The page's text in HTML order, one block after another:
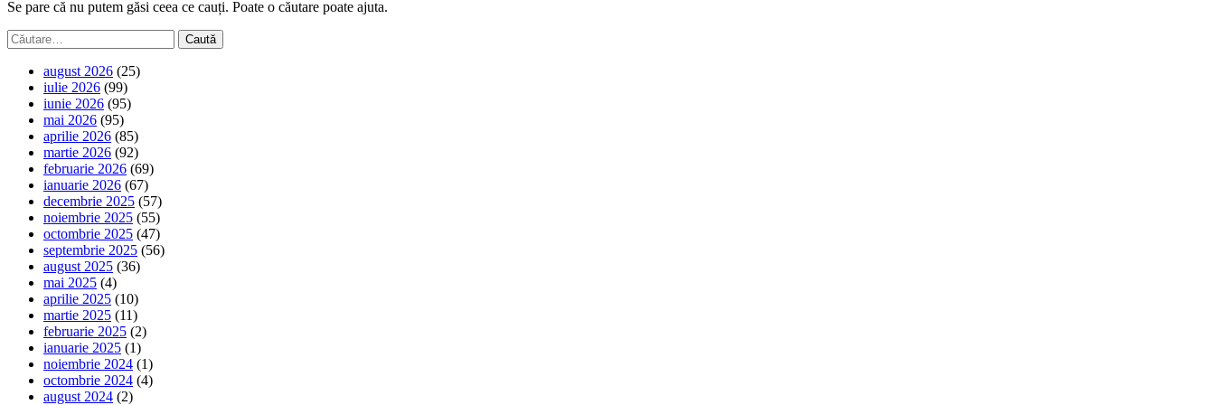
Se pare că nu putem găsi ceea ce cauți. Poate o căutare poate ajuta.
Caută
după:
august 2026 (25)
iulie 2026 (99)
iunie 2026 (95)
mai 2026 (95)
aprilie 2026 (85)
martie 2026 (92)
februarie 2026 (69)
ianuarie 2026 (67)
decembrie 2025 (57)
noiembrie 2025 (55)
octombrie 2025 (47)
septembrie 2025 (56)
august 2025 (36)
mai 2025 (4)
aprilie 2025 (10)
martie 2025 (11)
februarie 2025 (2)
ianuarie 2025 (1)
noiembrie 2024 (1)
octombrie 2024 (4)
august 2024 (2)